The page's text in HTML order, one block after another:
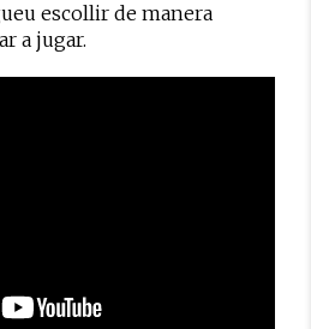
escollir de manera
a jugar.